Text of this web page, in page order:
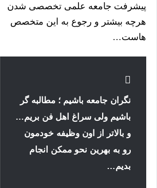
پیشرفت جامعه علمی تخصصی شدن
هرچه بیشتر و رجوع به این متخصص
هاست…
نگران جامعه باشیم ؛ مطالبه گر
باشیم ولی سراغ اهل فن بریم…
و بالاتر از اون وظیفه خودمون
رو به بهرین نحو ممکن انجام
بدیم…